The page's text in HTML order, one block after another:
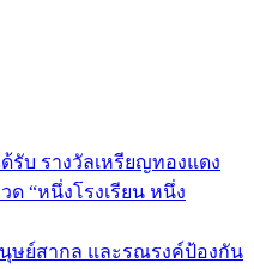
รับ รางวัลเหรียญทองแดง
“หนึ่งโรงเรียน หนึ่ง
ษย์สากล และรณรงค์ป้องกัน